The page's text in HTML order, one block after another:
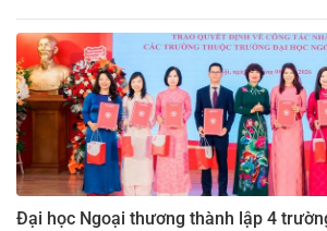
Đại học Ngoại thương thành lập 4